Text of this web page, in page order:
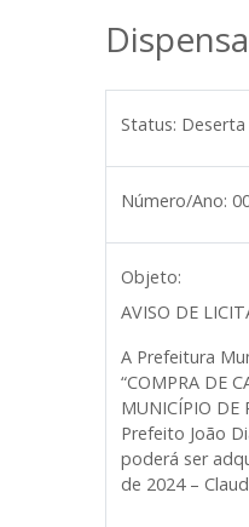
Status: Deserta
Número/Ano:
Objeto:
AVISO DE
A Prefeitura
“COMPRA DE
MUNICÍPIO
Prefeito João
poderá ser
de 2024 –